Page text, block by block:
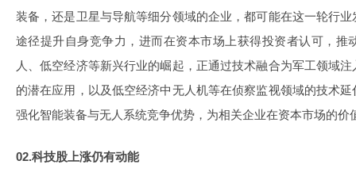
装备，还是卫星与导航等细分领域的企业，都可能在这一轮行
途径提升自身竞争力，进而在资本市场上获得投资者认可，推
人、低空经济等新兴行业的崛起，正通过技术融合为军工领域
的潜在应用，以及低空经济中无人机等在侦察监视领域的技术
强化智能装备与无人系统竞争优势，为相关企业在资本市场的价
02.科技股上涨仍有动能